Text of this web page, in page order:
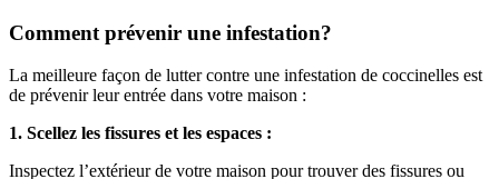
Comment prévenir une infestation?
La meilleure façon de lutter contre une infestation de coccinelles est
de prévenir leur entrée dans votre maison :
1. Scellez les fissures et les espaces :
Inspectez l’extérieur de votre maison pour trouver des fissures ou